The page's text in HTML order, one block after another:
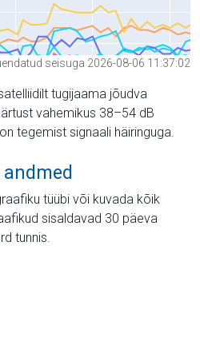
seisuga 2026-08-06 11:37:02
tugijaama jõudva
vahemikus 38–54 dB
tegemist signaali häiringuga.
tüübi või kuvada kõik
sisaldavad 30 päeva
tunnis.